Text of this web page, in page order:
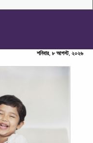
শনিবার, ৮ আগস্ট, ২০২৬